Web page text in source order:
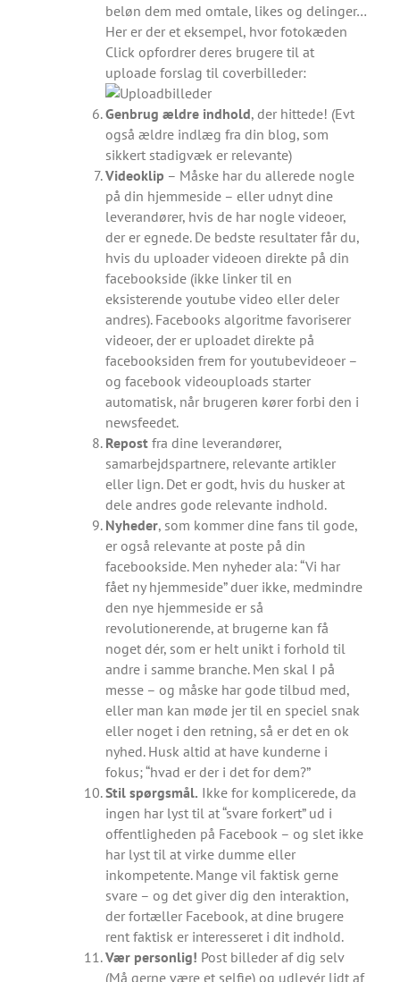
beløn dem med omtale, likes og delinger…
Her er der et eksempel, hvor fotokæden
Click opfordrer deres brugere til at
uploade forslag til coverbilleder:
Genbrug ældre indhold, der hittede! (Evt
også ældre indlæg fra din blog, som
sikkert stadigvæk er relevante)
Videoklip – Måske har du allerede nogle
på din hjemmeside – eller udnyt dine
leverandører, hvis de har nogle videoer,
der er egnede. De bedste resultater får du,
hvis du uploader videoen direkte på din
facebookside (ikke linker til en
eksisterende youtube video eller deler
andres). Facebooks algoritme favoriserer
videoer, der er uploadet direkte på
facebooksiden frem for youtubevideoer –
og facebook videouploads starter
automatisk, når brugeren kører forbi den i
newsfeedet.
Repost fra dine leverandører,
samarbejdspartnere, relevante artikler
eller lign. Det er godt, hvis du husker at
dele andres gode relevante indhold.
Nyheder, som kommer dine fans til gode,
er også relevante at poste på din
facebookside. Men nyheder ala: “Vi har
fået ny hjemmeside” duer ikke, medmindre
den nye hjemmeside er så
revolutionerende, at brugerne kan få
noget dér, som er helt unikt i forhold til
andre i samme branche. Men skal I på
messe – og måske har gode tilbud med,
eller man kan møde jer til en speciel snak
eller noget i den retning, så er det en ok
nyhed. Husk altid at have kunderne i
fokus; “hvad er der i det for dem?”
Stil spørgsmål. Ikke for komplicerede, da
ingen har lyst til at “svare forkert” ud i
offentligheden på Facebook – og slet ikke
har lyst til at virke dumme eller
inkompetente. Mange vil faktisk gerne
svare – og det giver dig den interaktion,
der fortæller Facebook, at dine brugere
rent faktisk er interesseret i dit indhold.
Vær personlig! Post billeder af dig selv
(Må gerne være et selfie) og udlevér lidt af